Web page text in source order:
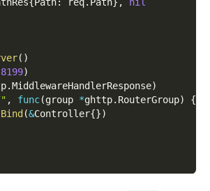
( )
8199)
.MiddlewareHandlerResponse)
, func(group *ghttp. RouterGroup)
{
Bind (&Controller{})